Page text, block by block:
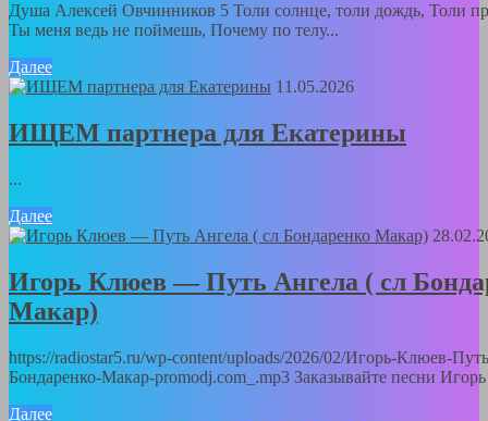
Душа Алексей Овчинников 5 Толи солнце, толи дождь, Толи
Ты меня ведь не поймешь, Почему по телу...
Далее
11.05.2026
ИЩЕМ партнера для Екатерины
...
Далее
Игорь Клюев — Путь Ангела ( сл
Макар)
https://radiostar5.ru/wp-content/uploads/2026/02/Игорь-Клюев-
Бондаренко-Макар-promodj.com_.mp3 Заказывайте песни
Далее